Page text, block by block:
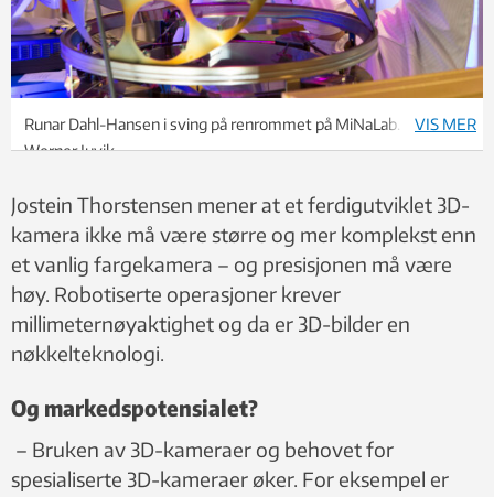
Runar Dahl-Hansen i sving på renrommet på MiNaLab. Foto:
Werner Juvik
VIS MER
Jostein Thorstensen mener at et ferdigutviklet 3D-
kamera ikke må være større og mer komplekst enn
et vanlig fargekamera – og presisjonen må være
høy. Robotiserte operasjoner krever
millimeternøyaktighet og da er 3D-bilder en
nøkkelteknologi.
Og markedspotensialet?
– Bruken av 3D-kameraer og behovet for
spesialiserte 3D-kameraer øker. For eksempel er